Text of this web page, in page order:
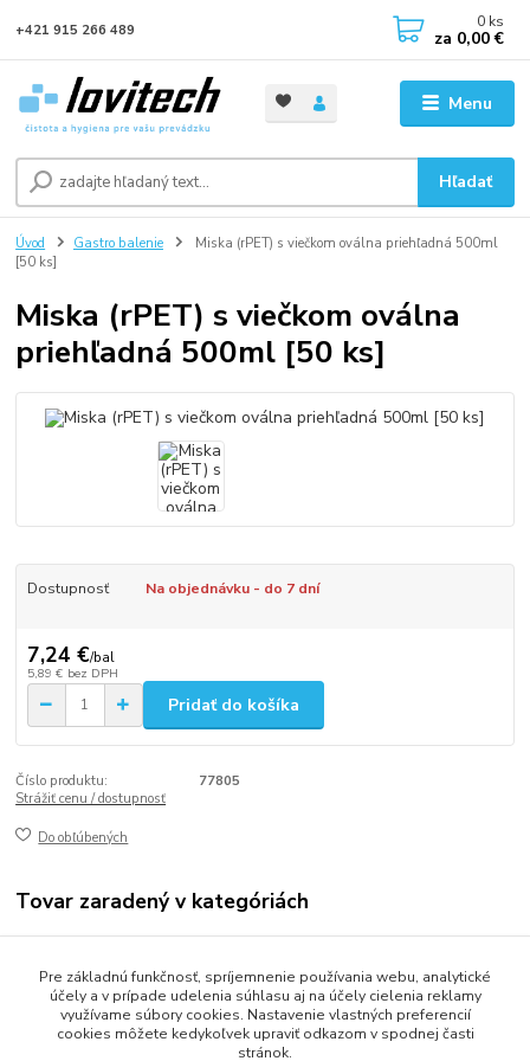
Menu
Hľadať
+421 915 266 489 0 ks
za 0,00 €
Úvod Gastro balenie
Miska (rPET) s viečkom oválna priehľadná 500ml
[50 ks]
Miska (rPET) s viečkom oválna
priehľadná 500ml [50 ks]
Dostupnosť Na objednávku - do 7 dní
7,24 €/bal
5,89 € bez DPH
Pridať do košíka
Číslo produktu:
77805
Strážiť cenu / dostupnosť
Do obľúbených
Tovar zaradený v kategóriách
Gastro balenie
Misky a vaničky
Pre základnú funkčnosť, spríjemnenie používania webu, analytické
účely a v prípade udelenia súhlasu aj na účely cielenia reklamy
využívame súbory cookies. Nastavenie vlastných preferencií
cookies môžete kedykoľvek upraviť odkazom v spodnej časti
stránok.